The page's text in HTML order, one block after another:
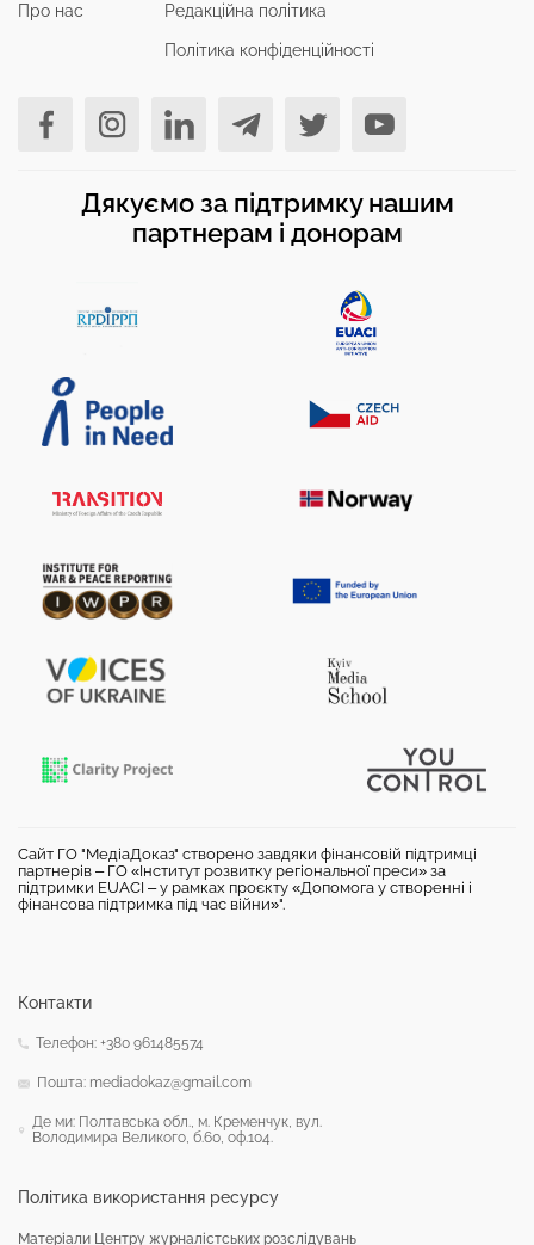
Про нас Редакційна політика
Політика конфіденційності
Дякуємо за підтримку нашим
партнерам і донорам
Сайт ГО "МедіаДоказ" створено завдяки фінансовій підтримці
партнерів – ГО «Інститут розвитку регіональної преси» за
підтримки EUACI – у рамках проєкту «Допомога у створенні і
фінансова підтримка під час війни»".
Політика використання ресурсу
Матеріали Центру журналістських розслідувань
Контакти
Телефон: +380 961485574
Пошта: mediadokaz@gmail.com
Де ми: Полтавська обл., м. Кременчук, вул.
Володимира Великого, б.60, оф.104.